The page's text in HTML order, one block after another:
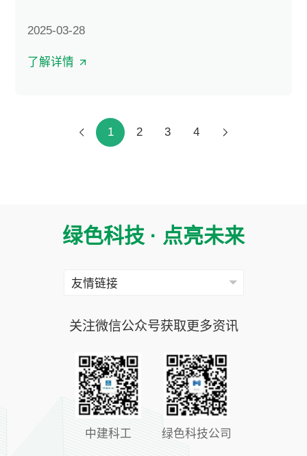
2025-03-28
了解详情
1 2 3 4
绿色科技 · 点亮未来
关注微信公众号获取更多资讯
中建科工 绿色科技公司